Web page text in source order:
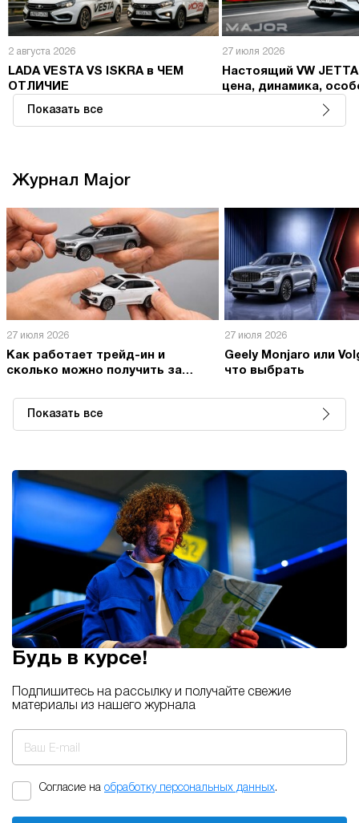
2 августа 2026
LADA VESTA VS ISKRA в ЧЕМ
ОТЛИЧИЕ
27 июля 2026
Настоящий VW JETTA
цена, динамика,
Показать все
Журнал Major
Как работает трейд-ин и
сколько можно получить за
27 июля 2026
Geely Monjaro или
что выбрать
27 июля 2026
Показать все
Будь в курсе!
Подпишитесь на рассылку и получайте свежие
материалы из нашего журнала
Ваш E-mail
Согласие на обработку персональных данных.